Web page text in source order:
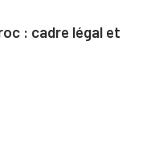
: cadre légal et